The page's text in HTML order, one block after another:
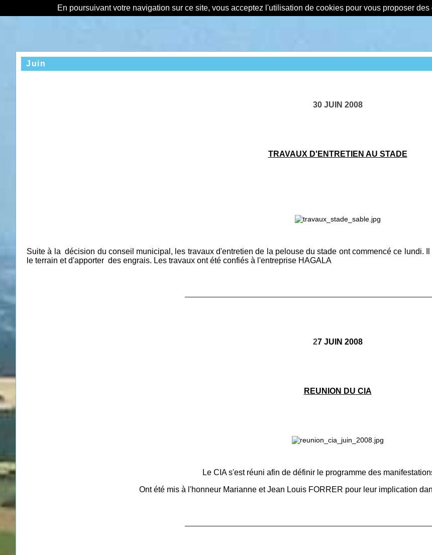
En poursuivant votre navigation sur ce site, vous acceptez l'utilisation de cookies pour vous proposer
Juin
30 JUIN 2008
TRAVAUX D'ENTRETIEN AU STADE
Suite à la décision du conseil municipal, les travaux d'entretien de la pelouse du stade ont commencé ce lundi.
le terrain et d'apporter des engrais. Les travaux ont été confiés à l'entreprise HAGALA
27 JUIN 2008
REUNION DU CIA
Le CIA s'est réuni afin de définir le programme des
Ont été mis à l'honneur Marianne et Jean Louis FORRER pour leur implication